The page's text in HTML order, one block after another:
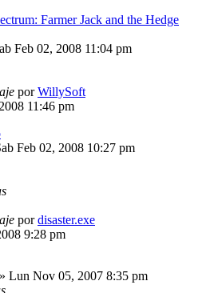
Farmer Jack and the Hedge
Feb 02, 2008 11:04 pm
porWillySoft
11:46 pm
Feb 02, 2008 10:27 pm
pordisaster.exe
9:28 pm
» Lun Nov 05, 2007 8:35 pm